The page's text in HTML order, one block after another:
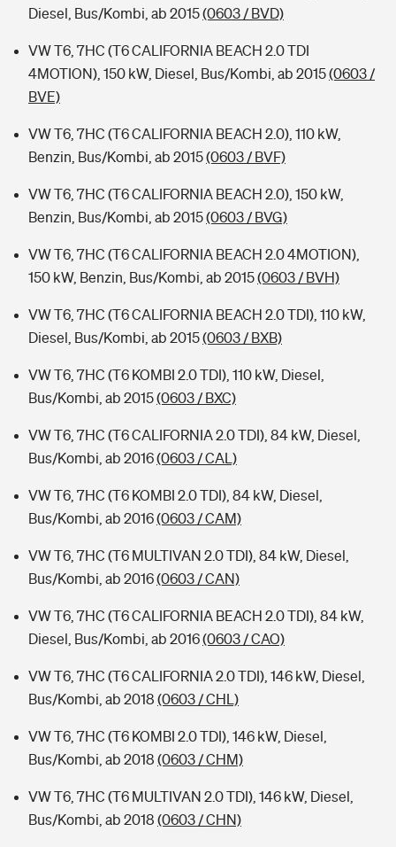
Diesel, Bus/Kombi, ab 2015(0603 / BVD)
VW T6, 7HC (T6 CALIFORNIA BEACH 2.0 TDI
4MOTION), 150 kW, Diesel, Bus/Kombi, ab 2015(0603 /
BVE)
VW T6, 7HC (T6 CALIFORNIA BEACH 2.0), 110 kW,
Benzin, Bus/Kombi, ab 2015(0603 / BVF)
VW T6, 7HC (T6 CALIFORNIA BEACH 2.0), 150 kW,
Benzin, Bus/Kombi, ab 2015(0603 / BVG)
VW T6, 7HC (T6 CALIFORNIA BEACH 2.0 4MOTION),
150 kW, Benzin, Bus/Kombi, ab 2015(0603 / BVH)
VW T6, 7HC (T6 CALIFORNIA BEACH 2.0 TDI), 110 kW,
Diesel, Bus/Kombi, ab 2015(0603 / BXB)
VW T6, 7HC (T6 KOMBI 2.0 TDI), 110 kW, Diesel,
Bus/Kombi, ab 2015(0603 / BXC)
VW T6, 7HC (T6 CALIFORNIA 2.0 TDI), 84 kW, Diesel,
Bus/Kombi, ab 2016(0603 / CAL)
VW T6, 7HC (T6 KOMBI 2.0 TDI), 84 kW, Diesel,
Bus/Kombi, ab 2016(0603 / CAM)
VW T6, 7HC (T6 MULTIVAN 2.0 TDI), 84 kW, Diesel,
Bus/Kombi, ab 2016(0603 / CAN)
VW T6, 7HC (T6 CALIFORNIA BEACH 2.0 TDI), 84 kW,
Diesel, Bus/Kombi, ab 2016(0603 / CAO)
VW T6, 7HC (T6 CALIFORNIA 2.0 TDI), 146 kW, Diesel,
Bus/Kombi, ab 2018 (0603 / CHL)
VW T6, 7HC (T6 KOMBI 2.0 TDI), 146 kW, Diesel,
Bus/Kombi, ab 2018 (0603 / CHM)
VW T6, 7HC (T6 MULTIVAN 2.0 TDI), 146 kW, Diesel,
Bus/Kombi, ab 2018 (0603 / CHN)